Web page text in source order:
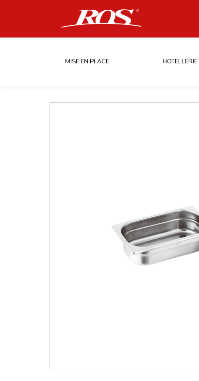
MISE EN PLACE HOTELLERIE